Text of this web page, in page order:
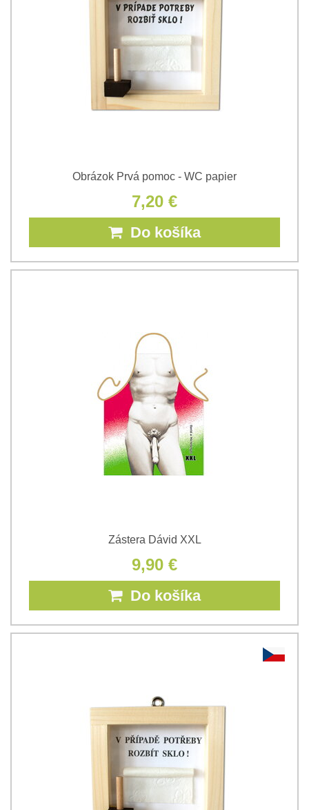
Obrázok Prvá pomoc - WC papier
7,20 €
Do košíka
Zástera Dávid XXL
9,90 €
Do košíka